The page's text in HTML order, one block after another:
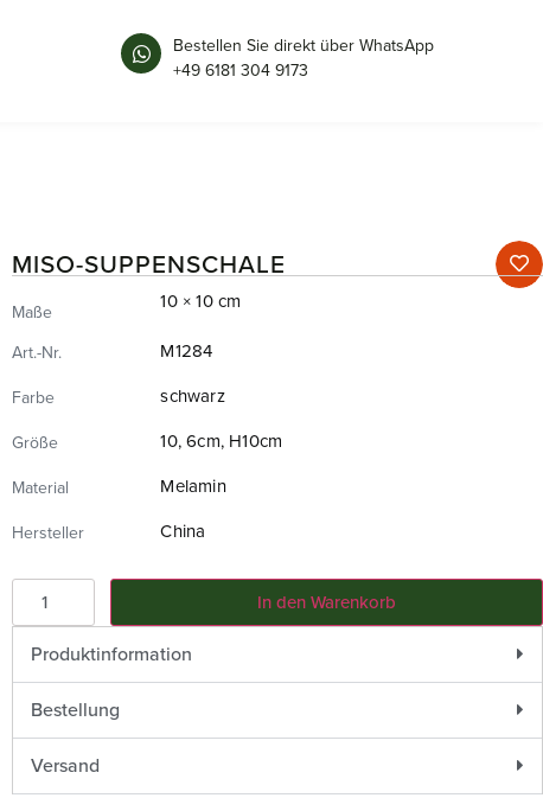
Bestellen Sie direkt über WhatsApp
+49 6181 304 9173
MISO-SUPPENSCHALE
Maße 10 × 10 cm
Art.-Nr. M1284
Farbe schwarz
Größe 10, 6cm, H10cm
Material Melamin
Hersteller China
In den Warenkorb
Produktinformation
Bestellung
Versand